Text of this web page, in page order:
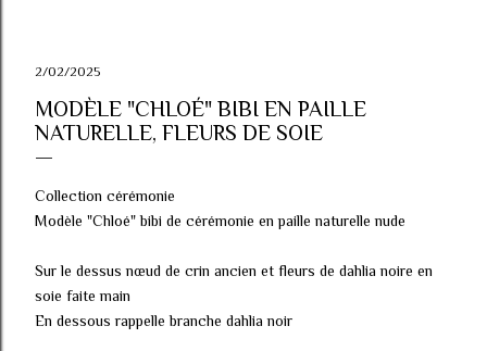
2/02/2025
MODÈLE "CHLOÉ" BIBI EN PAILLE
NATURELLE, FLEURS DE SOIE
Collection cérémonie
Modèle "Chloé" bibi de cérémonie en paille naturelle nude
Sur le dessus nœud de crin ancien et fleurs de dahlia noire en
soie faite main
En dessous rappelle branche dahlia noir